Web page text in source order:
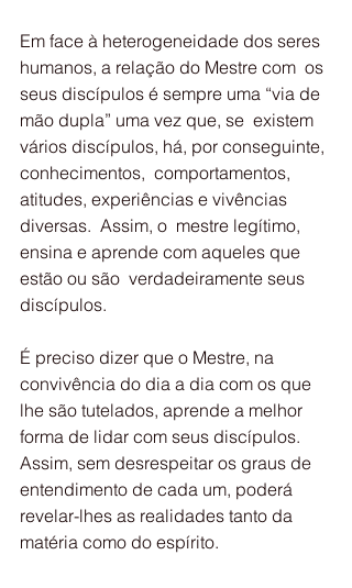
Em face à heterogeneidade dos seres
humanos, a relação do Mestre com  os
seus discípulos é sempre uma “via de
mão dupla” uma vez que, se  existem
vários discípulos, há, por conseguinte,
conhecimentos,  comportamentos,
atitudes, experiências e vivências
diversas.  Assim, o  mestre legítimo,
ensina e aprende com aqueles que
estão ou são  verdadeiramente seus
discípulos.
É preciso dizer que o Mestre, na
convivência do dia a dia com os que
lhe são tutelados, aprende a melhor
forma de lidar com seus discípulos.
Assim, sem desrespeitar os graus de
entendimento de cada um, poderá
revelar-lhes as realidades tanto da
matéria como do espírito.